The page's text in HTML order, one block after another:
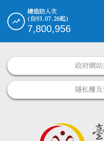
總造訪人次
(自93.07.26起)
7,800,956
政府網
隱私權